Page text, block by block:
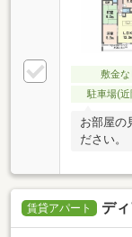
敷金な
駐車場(近
お部屋の
ださい。
賃貸アパート デ